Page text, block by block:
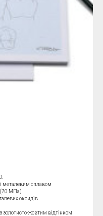
металевим сплавом
(70 МПа)
оксидів
золотисто-жовтим відтінком